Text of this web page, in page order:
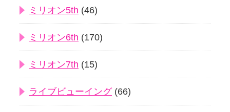
ミリオン5th (46)
ミリオン6th (170)
ミリオン7th (15)
ライブビューイング(66)